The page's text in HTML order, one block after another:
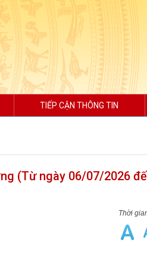
TIẾP CẬN THÔNG TIN
(Từ ngày 06/07/2026